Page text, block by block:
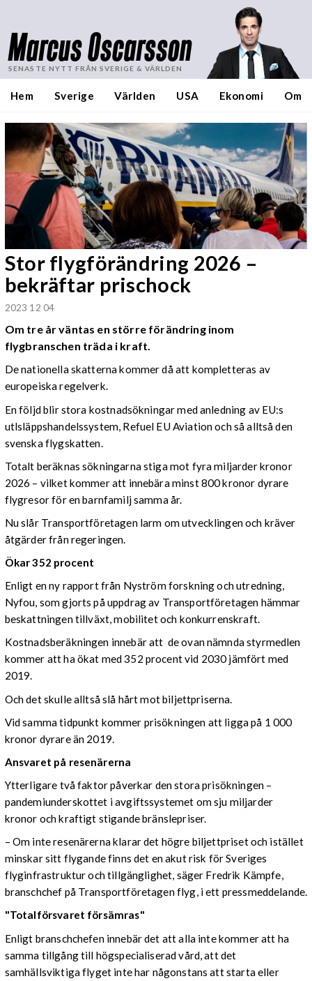
Marcus Oscarsson
SENASTE NYTT FRÅN SVERIGE & VÄRLDEN
Hem Sverige Världen USA Ekonomi Om
Stor flygförändring 2026 –
bekräftar prischock
2023 12 04
Om tre år väntas en större förändring inom
flygbranschen träda i kraft.
De nationella skatterna kommer då att kompletteras av
europeiska regelverk.
En följd blir stora kostnadsökningar med anledning av EU:s
utlsläppshandelssystem, Refuel EU Aviation och så alltså den
svenska flygskatten.
Totalt beräknas sökningarna stiga mot fyra miljarder kronor
2026 – vilket kommer att innebära minst 800 kronor dyrare
flygresor för en barnfamilj samma år.
Nu slår Transportföretagen larm om utvecklingen och kräver
åtgärder från regeringen.
Ökar 352 procent
Enligt en ny rapport från Nyström forskning och utredning,
Nyfou, som gjorts på uppdrag av Transportföretagen hämmar
beskattningen tillväxt, mobilitet och konkurrenskraft.
Kostnadsberäkningen innebär att de ovan nämnda styrmedlen
kommer att ha ökat med 352 procent vid 2030 jämfört med
2019.
Och det skulle alltså slå hårt mot biljettpriserna.
Vid samma tidpunkt kommer prisökningen att ligga på 1 000
kronor dyrare än 2019.
Ansvaret på resenärerna
Ytterligare två faktor påverkar den stora prisökningen –
pandemiunderskottet i avgiftssystemet om sju miljarder
kronor och kraftigt stigande bränslepriser.
– Om inte resenärerna klarar det högre biljettpriset och istället
minskar sitt flygande finns det en akut risk för Sveriges
flyginfrastruktur och tillgänglighet, säger Fredrik Kämpfe,
branschchef på Transportföretagen flyg, i ett pressmeddelande.
"Totalförsvaret försämras"
Enligt branschchefen innebär det att alla inte kommer att ha
samma tillgång till högspecialiserad vård, att det
samhällsviktiga flyget inte har någonstans att starta eller